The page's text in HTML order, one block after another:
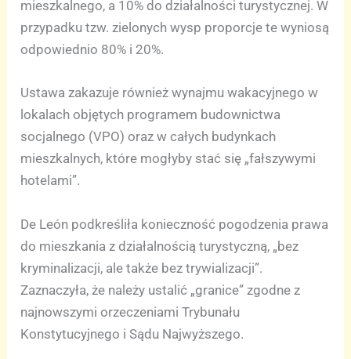
mieszkalnego, a 10% do działalności turystycznej. W
przypadku tzw. zielonych wysp proporcje te wyniosą
odpowiednio 80% i 20%.
Ustawa zakazuje również wynajmu wakacyjnego w
lokalach objętych programem budownictwa
socjalnego (VPO) oraz w całych budynkach
mieszkalnych, które mogłyby stać się „fałszywymi
hotelami”.
De León podkreśliła konieczność pogodzenia prawa
do mieszkania z działalnością turystyczną, „bez
kryminalizacji, ale także bez trywializacji”.
Zaznaczyła, że należy ustalić „granice” zgodne z
najnowszymi orzeczeniami Trybunału
Konstytucyjnego i Sądu Najwyższego.